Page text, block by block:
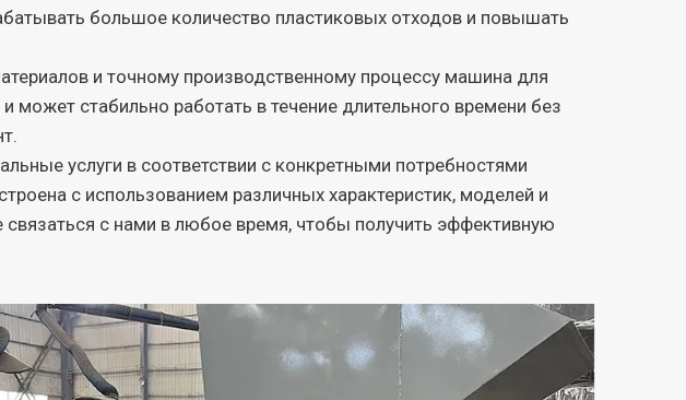
большое количество пластиковых отходов и повышать
и точному производственному процессу машина для
стабильно работать в течение длительного времени без
услуги в соответствии с конкретными потребностями
с использованием различных характеристик, моделей и
с нами в любое время, чтобы получить эффективную